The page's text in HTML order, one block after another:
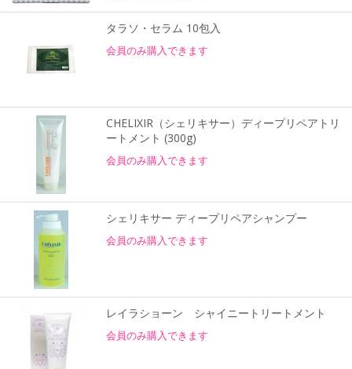
タラソ・セラム 10包入
会員のみ購入できます
CHELIXIR（シェリキサー）ディープリペアトリ
ートメント (300g)
会員のみ購入できます
シェリキサー ディープリペアシャンプー
会員のみ購入できます
レイラショーン シャイニートリートメント
会員のみ購入できます